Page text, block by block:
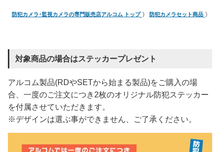
防犯カメラ･監視カメラの専門販売店アルコム トップ 防犯カメラセット商品
対象商品の場合はステッカープレゼント
アルコム製品(RDやSETから始まる製品)をご購入の場
合、一度のご注文につき2枚のオリジナル防犯ステッカー
を付属させていただきます。
※デザインは選ぶ事ができません、ご了承ください。